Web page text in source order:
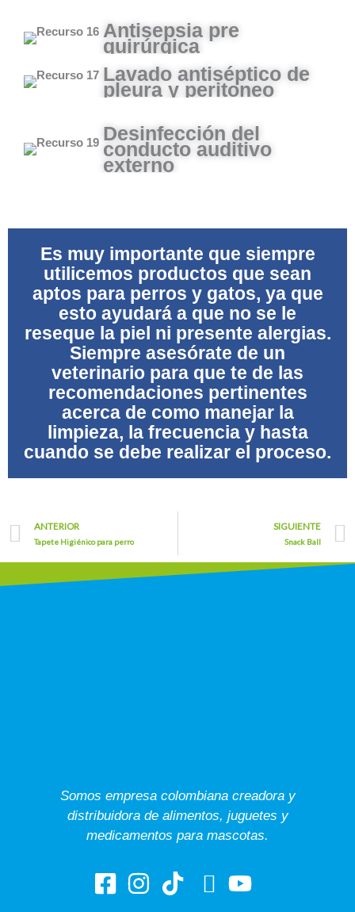
Antisepsia pre
quirúrgica
Lavado antiséptico de
pleura y peritoneo
Desinfección del
conducto auditivo
externo
Es muy importante que siempre
utilicemos productos que sean
aptos para perros y gatos, ya que
esto ayudará a que no se le
reseque la piel ni presente alergias.
Siempre asesórate de un
veterinario para que te de las
recomendaciones pertinentes
acerca de como manejar la
limpieza, la frecuencia y hasta
cuando se debe realizar el proceso.
Prev
ANTERIOR
Tapete Higiénico para perro
SIGUIENTE
Snack Ball
Somos empresa colombiana creadora y
distribuidora de alimentos, juguetes y
medicamentos para mascotas.